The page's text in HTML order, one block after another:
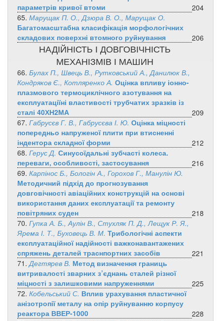
параметрів кривої втоми
204
65. Марущак П. О., Дзюра В. О., Марущак О.
Багатомасштабна класифікація морфологічних
складових поверхні втомного руйнування
206
НАДІЙНІСТЬ І ДОВГОВІЧНІСТЬ
МЕХАНІЗМІВ І МАШИН
66. Булах П., Швець В., Рутковський А., Данилюк В.,
Кондряков Є., Котляренко А. Оцінка впливу іонно-
плазмового термоциклічного азотування на
експлуатаціїні властивості трубчатих зразків із
сталі 40ХН2МА
209
67. Габрусєв Г. В., Габрусєва І. Ю. Оцінка міцності
попередньо напруженої плити при втисненні
індентора складної форми
212
68. Герус Д. Синусоїдальні зубчасті колеса.
переваги, особливості, застосування
216
69. Карпінос Б., Бологін А., Горохов Г., Манулін Ю.
Методичний підхід до прогнозування
довговічності авіаційних конструкцій на основі
використання даних експлуатації та ремонту
повітряних суден
218
70. Гупка А. Б., Аулін В., Стухляк П. Д., Лещук Р. Я.,
Ярема І. Т., Буховець В. М. Трибологічні аспекти
експлуатаційної надійності важконавантажених
спряжень деталей траснпортних засобів
221
71.Дегтярев В. Метод визначення границь
витривалості зварних з’єднань сталей різної
міцності з залишковими напруженнями
225
72. Кобельський С. Вплив урахування пластичної
анізотропії металу на опір руйнуванню корпусу
реактора ВВЕР-1000
228